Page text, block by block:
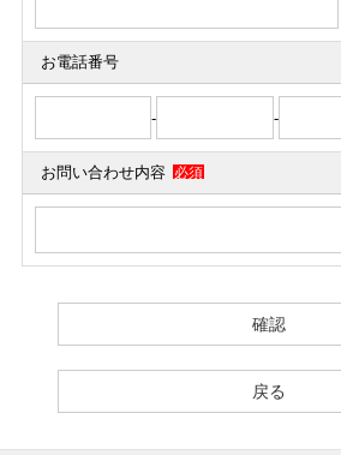
お電話番号
- -
お問い合わせ内容 必須